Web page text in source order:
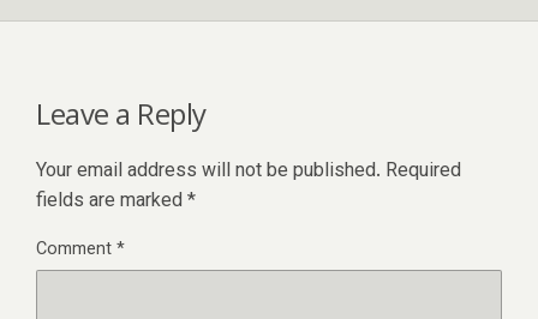
Leave a Reply
Your email address will not be published. Required
fields are marked *
Comment*